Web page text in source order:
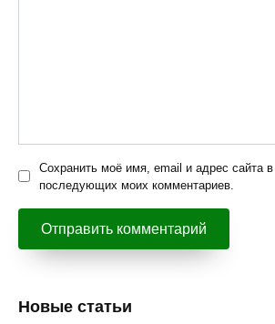
Сохранить моё имя, email и адрес сайта
последующих моих комментариев.
Новые статьи